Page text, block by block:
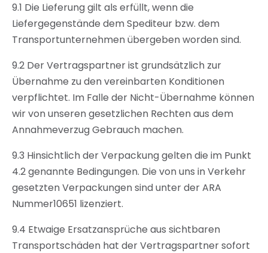
9.1 Die Lieferung gilt als erfüllt, wenn die
Liefergegenstände dem Spediteur bzw. dem
Transportunternehmen übergeben worden sind.
9.2 Der Vertragspartner ist grundsätzlich zur
Übernahme zu den vereinbarten Konditionen
verpflichtet. Im Falle der Nicht-Übernahme können
wir von unseren gesetzlichen Rechten aus dem
Annahmeverzug Gebrauch machen.
9.3 Hinsichtlich der Verpackung gelten die im Punkt
4.2 genannte Bedingungen. Die von uns in Verkehr
gesetzten Verpackungen sind unter der ARA
Nummer10651 lizenziert.
9.4 Etwaige Ersatzansprüche aus sichtbaren
Transportschäden hat der Vertragspartner sofort